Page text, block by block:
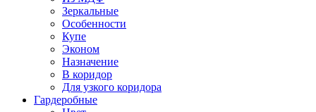
Зеркальные
Особенности
Купе
Эконом
Назначение
В коридор
Для узкого коридора
Гардеробные